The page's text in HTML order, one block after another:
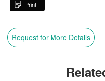
Print
Request for More Details